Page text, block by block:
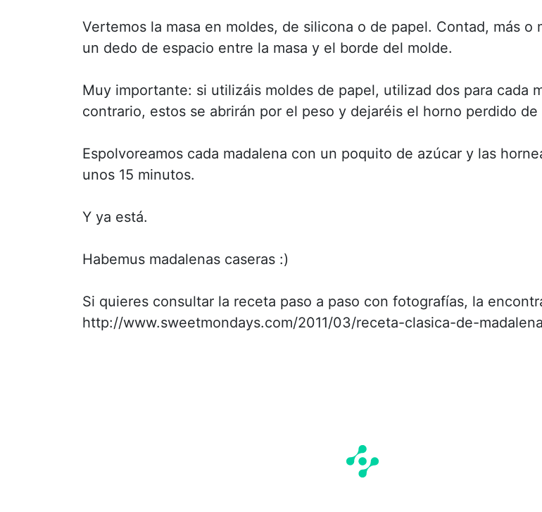
Vertemos la masa en moldes, de silicona o de papel. Contad, más o
un dedo de espacio entre la masa y el borde del molde.
Muy importante: si utilizáis moldes de papel, utilizad dos para cada
contrario, estos se abrirán por el peso y dejaréis el horno perdido de
Espolvoreamos cada madalena con un poquito de azúcar y las
unos 15 minutos.
Y ya está.
Habemus madalenas caseras :)
Si quieres consultar la receta paso a paso con fotografías, la
http://www.sweetmondays.com/2011/03/receta-clasica-de-